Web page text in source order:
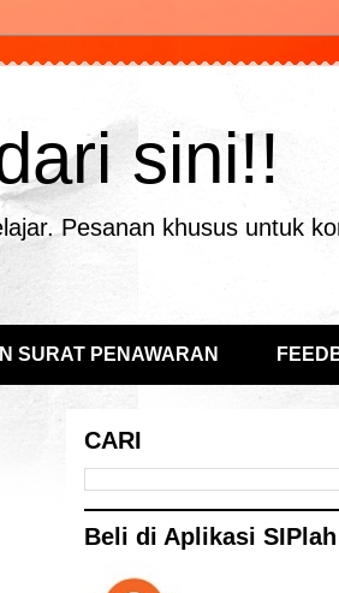
sini!!
Pesanan khusus untuk
SURAT PENAWARAN
CARI
Beli di Aplikasi SIPlah